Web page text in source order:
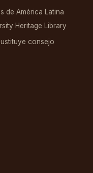
de América Latina
Heritage Library
consejo